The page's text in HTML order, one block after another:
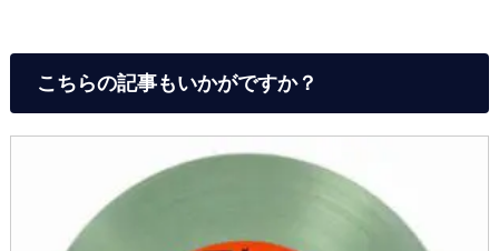
こちらの記事もいかがですか？